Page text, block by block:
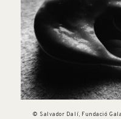
© Salvador Dalí, Fundació